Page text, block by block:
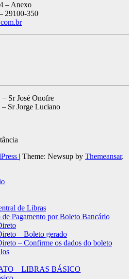
– Anexo
29100-350
Sr José Onofre
Sr Jorge Luciano
| Theme: Newsup by Themeansar.
de Libras
Pagamento por Boleto Bancário
– Boleto gerado
– Confirme os dados do boleto
– LIBRAS BÁSICO